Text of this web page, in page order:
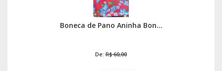
Boneca de Pano Aninha Bon...
De: R$ 60,00